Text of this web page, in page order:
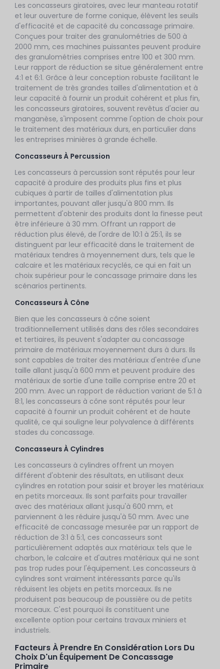
Les concasseurs giratoires, avec leur manteau rotatif
et leur ouverture de forme conique, élèvent les seuils
d'efficacité et de capacité du concassage primaire.
Conçues pour traiter des granulométries de 500 à
2000 mm, ces machines puissantes peuvent produire
des granulométries comprises entre 100 et 300 mm.
Leur rapport de réduction se situe généralement entre
4:1 et 6:1. Grâce à leur conception robuste facilitant le
traitement de très grandes tailles d'alimentation et à
leur capacité à fournir un produit cohérent et plus fin,
les concasseurs giratoires, souvent revêtus d'acier au
manganèse, s'imposent comme l'option de choix pour
le traitement des matériaux durs, en particulier dans
les entreprises minières à grande échelle.
Concasseurs À Percussion
Les concasseurs à percussion sont réputés pour leur
capacité à produire des produits plus fins et plus
cubiques à partir de tailles d'alimentation plus
importantes, pouvant aller jusqu'à 800 mm. Ils
permettent d'obtenir des produits dont la finesse peut
être inférieure à 30 mm. Offrant un rapport de
réduction plus élevé, de l'ordre de 10:1 à 25:1, ils se
distinguent par leur efficacité dans le traitement de
matériaux tendres à moyennement durs, tels que le
calcaire et les matériaux recyclés, ce qui en fait un
choix supérieur pour le concassage primaire dans les
scénarios pertinents.
Concasseurs À Cône
Bien que les concasseurs à cône soient
traditionnellement utilisés dans des rôles secondaires
et tertiaires, ils peuvent s'adapter au concassage
primaire de matériaux moyennement durs à durs. Ils
sont capables de traiter des matériaux d'entrée d'une
taille allant jusqu'à 600 mm et peuvent produire des
matériaux de sortie d'une taille comprise entre 20 et
200 mm. Avec un rapport de réduction variant de 5:1 à
8:1, les concasseurs à cône sont réputés pour leur
capacité à fournir un produit cohérent et de haute
qualité, ce qui souligne leur polyvalence à différents
stades du concassage.
Concasseurs À Cylindres
Les concasseurs à cylindres offrent un moyen
différent d'obtenir des résultats, en utilisant deux
cylindres en rotation pour saisir et broyer les matériaux
en petits morceaux. Ils sont parfaits pour travailler
avec des matériaux allant jusqu'à 600 mm, et
parviennent à les réduire jusqu'à 50 mm. Avec une
efficacité de concassage mesurée par un rapport de
réduction de 3:1 à 5:1, ces concasseurs sont
particulièrement adaptés aux matériaux tels que le
charbon, le calcaire et d'autres matériaux qui ne sont
pas trop rudes pour l'équipement. Les concasseurs à
cylindres sont vraiment intéressants parce qu'ils
réduisent les objets en petits morceaux. Ils ne
produisent pas beaucoup de poussière ou de petits
morceaux. C'est pourquoi ils constituent une
excellente option pour certains travaux miniers et
industriels.
Facteurs À Prendre En Considération Lors Du
Choix D'un Équipement De Concassage
Primaire